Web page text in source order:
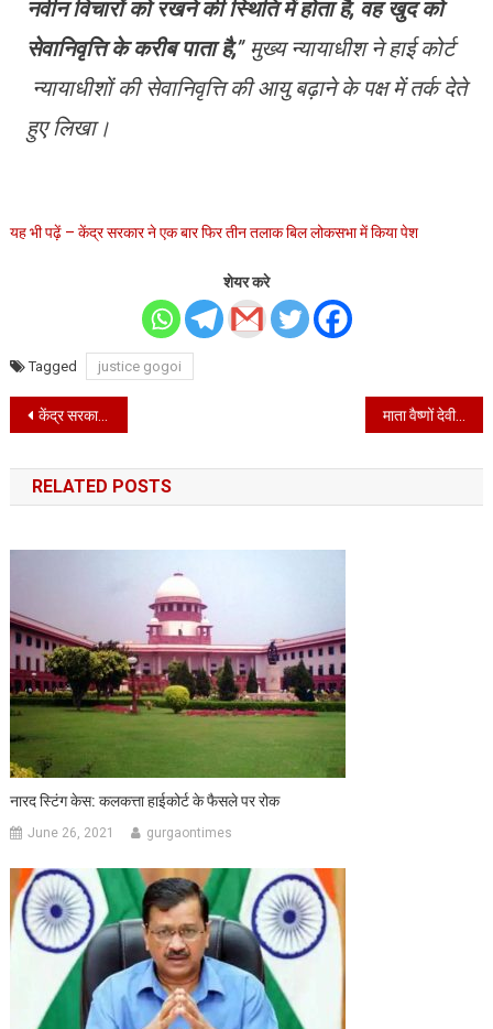
नवीन विचारों को रखने की स्थिति में होता है, वह खुद को
सेवानिवृत्ति के करीब पाता है,” मुख्य न्यायाधीश ने हाई कोर्ट
न्यायाधीशों की सेवानिवृत्ति की आयु बढ़ाने के पक्ष में तर्क देते
हुए लिखा।
यह भी पढ़ें – केंद्र सरकार ने एक बार फिर तीन तलाक बिल लोकसभा में किया पेश
शेयर करे
Tagged justice gogoi
Post
navigation
केंद्र सरकार ने एक बार फिर तीन तलाक बिल लोकसभा में किया पेश माता वैष्णों देवी यात्रा की बसों को झंडी दिखाकर रवाना करते हुए शिक्षा मंत्री राम बिलास शर्मा
RELATED POSTS
नारद स्टिंग केस: कलकत्ता हाईकोर्ट के फैसले पर रोक
June 26, 2021 gurgaontimes